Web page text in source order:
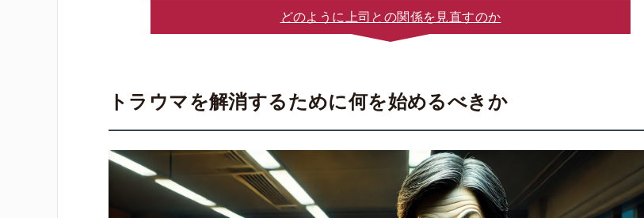
どのように上司との関係を見直すのか
トラウマを解消するために何を始めるべきか